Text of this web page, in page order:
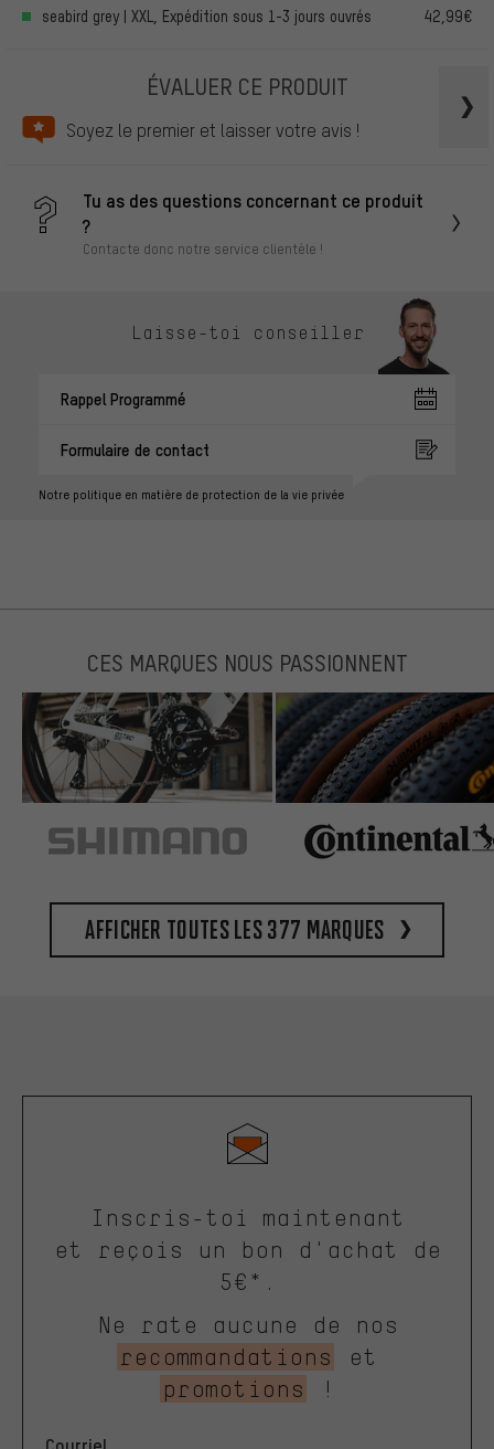
seabird grey | XXL, Expédition sous 1-3 jours ouvrés
42,99€
ÉVALUER CE PRODUIT
Soyez le premier et laisser votre avis !
Tu as des questions concernant ce produit
?
Contacte donc notre service clientèle !
Laisse-toi conseiller
Rappel Programmé
Formulaire de contact
Notre politique en matière de protection de la vie privée
CES MARQUES NOUS PASSIONNENT
Afficher toutes les 377 marques
Inscris-toi maintenant
et reçois un bon d'achat de
5€*.
Ne rate aucune de nos
recommandations
et
promotions
!